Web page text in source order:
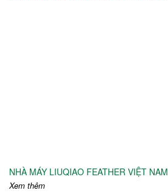
NHÀ MÁY LIUQIAO FEATHER VIỆT NAM
Xem thêm